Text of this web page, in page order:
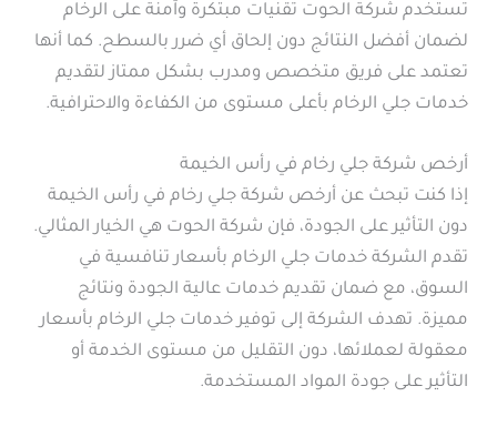
تستخدم شركة الحوت تقنيات مبتكرة وآمنة على الرخام
لضمان أفضل النتائج دون إلحاق أي ضرر بالسطح. كما أنها
تعتمد على فريق متخصص ومدرب بشكل ممتاز لتقديم
خدمات جلي الرخام بأعلى مستوى من الكفاءة والاحترافية.
أرخص شركة جلي رخام في رأس الخيمة
إذا كنت تبحث عن أرخص شركة جلي رخام في رأس الخيمة
دون التأثير على الجودة، فإن شركة الحوت هي الخيار المثالي.
تقدم الشركة خدمات جلي الرخام بأسعار تنافسية في
السوق، مع ضمان تقديم خدمات عالية الجودة ونتائج
مميزة. تهدف الشركة إلى توفير خدمات جلي الرخام بأسعار
معقولة لعملائها، دون التقليل من مستوى الخدمة أو
التأثير على جودة المواد المستخدمة.